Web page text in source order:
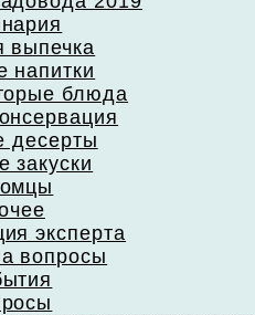
выпечка
напитки
блюда
десерты
закуски
эксперта
вопросы